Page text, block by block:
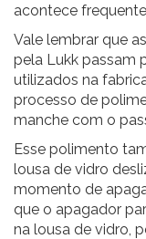
acontece
Vale lembrar que
pela Lukk passam
utilizados na
processo de
manche com o
Esse polimento
lousa de vidro
momento de
que o apagador
na lousa de vidro,